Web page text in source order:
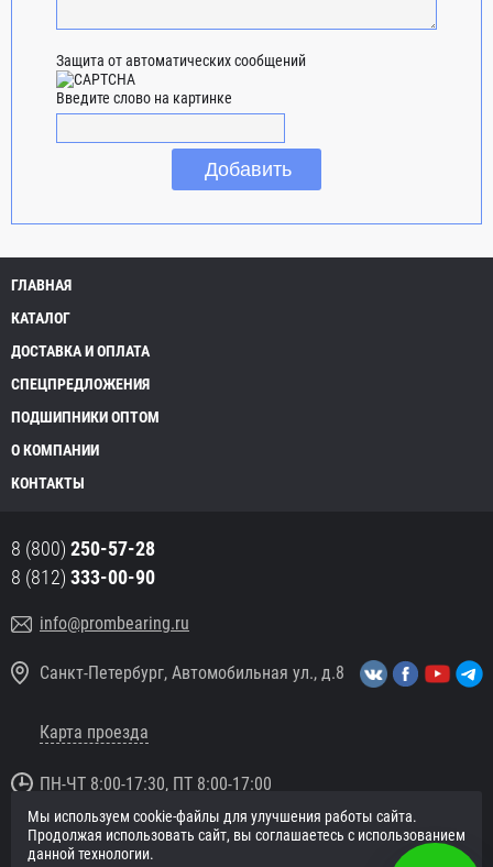
Защита от автоматических сообщений
Введите слово на картинке
ГЛАВНАЯ
КАТАЛОГ
ДОСТАВКА И ОПЛАТА
СПЕЦПРЕДЛОЖЕНИЯ
ПОДШИПНИКИ ОПТОМ
О КОМПАНИИ
КОНТАКТЫ
8 (800) 250-57-28
8 (812) 333-00-90
info@prombearing.ru
Санкт-Петербург, Автомобильная ул., д.8
Карта проезда
ПН-ЧТ 8:00-17:30, ПТ 8:00-17:00
© 2016 «PromBearing.ru»
Подшипники оптом и в розницу.
Мы используем cookie-файлы для улучшения работы сайта.
Продолжая использовать сайт, вы соглашаетесь с использованием
данной технологии.